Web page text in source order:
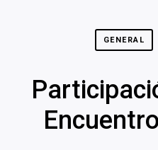
GENERAL